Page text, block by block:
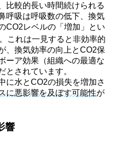
比較的長い時間続けられる
呼吸は呼吸数の低下、換気
CO2レベルの「増加」とい
。これは一見すると非効率的
、換気効率の向上とCO2保
ーア効果（組織への最適な
とされています。
に水とCO2の損失を増加さ
に悪影響を及ぼす可能性が
響